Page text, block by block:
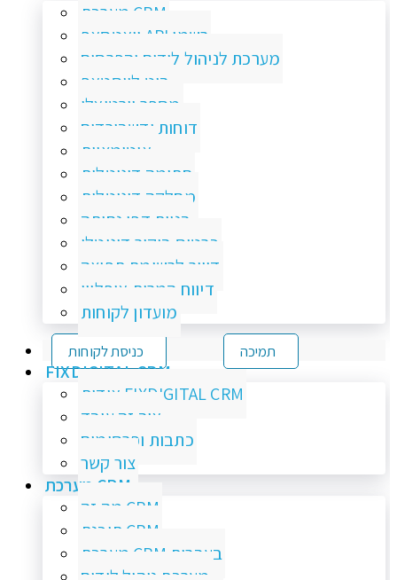
מערכת CRM
וואטסאפ API רשמי
מערכת לניהול לידים והפרסום
בוט לווסטאפ
מספר וירטואלי
דוחות ודשבורדים
אוטומציות
חתימה דיגיטלית
מחלקה דיגיטלית
בניית דפי נחיתה
כרטיס ביקור דיגיטלי
דיוור לרשימת תפוצה
דיווח המרות אופליין
מועדון לקוחות
FIXDIGITAL CRM
אודות FIXDIGITAL CRM
איך זה עובד
כתבות ופרסומים
צור קשר
מערכת CRM
מה זה CRM
תוכנת CRM
מערכת CRM בעברית